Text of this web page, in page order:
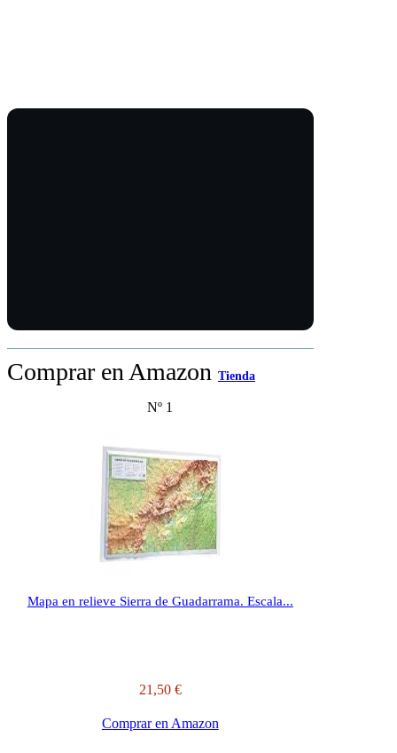
Comprar en Amazon Tienda
Nº 1
Mapa en relieve Sierra de Guadarrama. Escala...
21,50 €
Comprar en Amazon